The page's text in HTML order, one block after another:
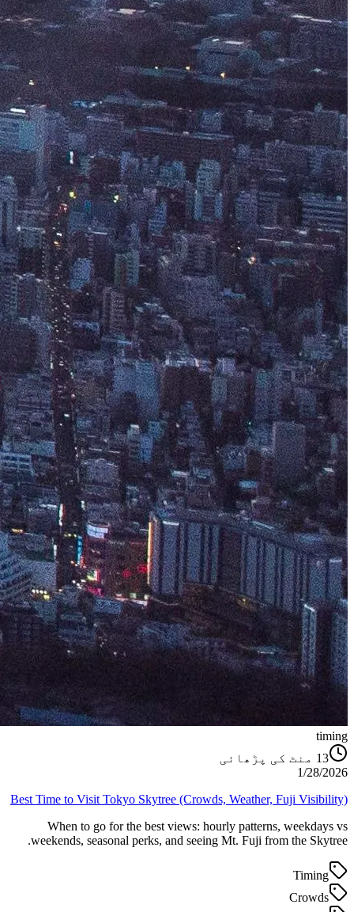
timing
13 منٹ کی پڑھائی
1/28/2026
Best Time to Visit Tokyo Skytree (Crowds, Weather, Fuji Visibility)
When to go for the best views: hourly patterns, weekdays vs
weekends, seasonal perks, and seeing Mt. Fuji from the Skytree.
Timing
Crowds